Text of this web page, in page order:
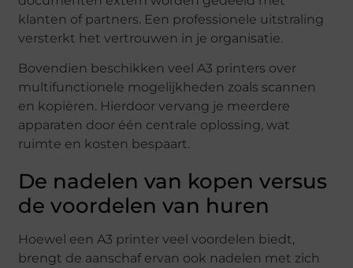
klanten of partners. Een professionele uitstraling
versterkt het vertrouwen in je organisatie.
Bovendien beschikken veel A3 printers over
multifunctionele mogelijkheden zoals scannen
en kopiëren. Hierdoor vervang je meerdere
apparaten door één centrale oplossing, wat
ruimte en kosten bespaart.
De nadelen van kopen versus
de voordelen van huren
Hoewel een A3 printer veel voordelen biedt,
brengt de aanschaf ervan ook nadelen met zich